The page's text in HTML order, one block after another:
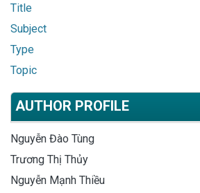
Title
Subject
Type
Topic
AUTHOR PROFILE
Nguyễn Đào Tùng
Trương Thị Thủy
Nguyễn Mạnh Thiều